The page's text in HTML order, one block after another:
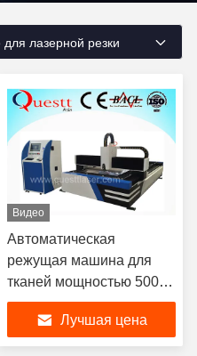
лазерной резки
Видео
Автоматическая
режущая машина для
тканей мощностью 500-
10000 Вт
Лучшая цена